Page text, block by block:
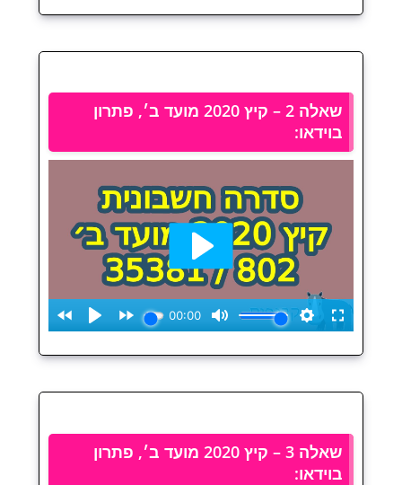
שאלה 2 – קיץ 2020 מועד ב׳, פתרון
בוידאו:
שאלה 3 – קיץ 2020 מועד ב׳, פתרון
בוידאו: